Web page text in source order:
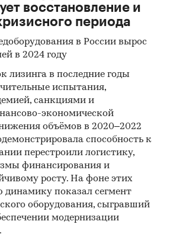
восстановление и
периода
в России вырос
в 2024 году
лизинга в последние годы
испытания,
санкциями и
экономической
объёмов в 2020–2022
способность к
перестроили логистику,
финансирования и
росту. На фоне этих
динамику показал сегмент
оборудования, сыгравший
модернизации